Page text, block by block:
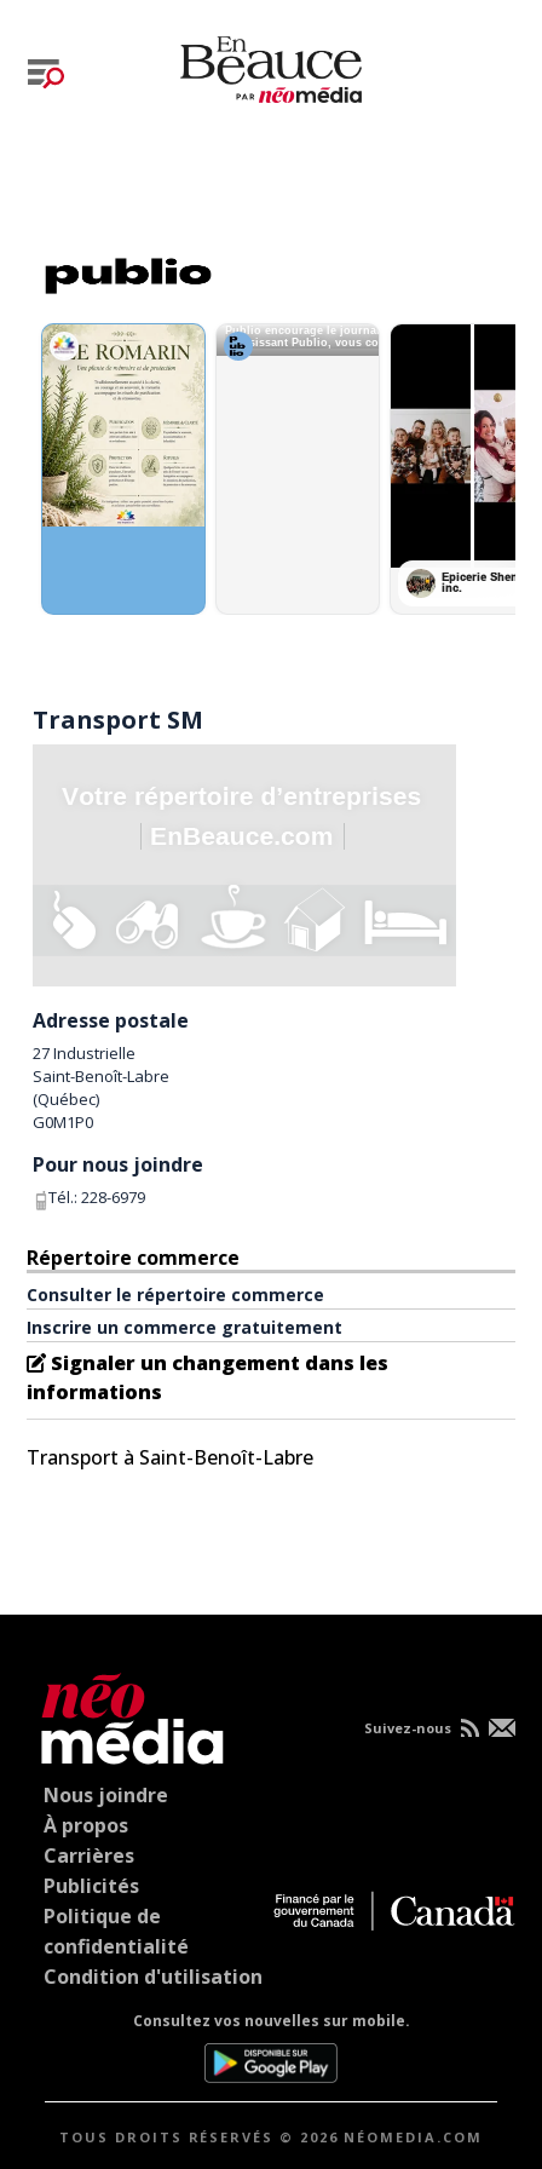
Transport SM
Adresse postale
27 Industrielle
Saint-Benoît-Labre
(Québec)
G0M1P0
Pour nous joindre
Tél.:228-6979
Répertoire commerce
Consulter le répertoire commerce
Inscrire un commerce gratuitement
Signaler un changement dans les
informations
Transport à Saint-Benoît-Labre
Nous joindre
À propos
Carrières
Publicités
Politique de
confidentialité
Condition d'utilisation
Consultez vos nouvelles sur mobile.
Suivez-nous
TOUS DROITS RÉSERVÉS © 2026 NÉOMEDIA.COM